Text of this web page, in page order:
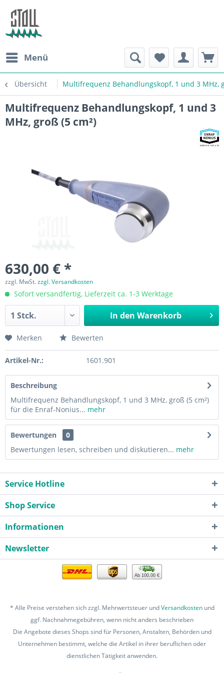
Menü
Übersicht Multifrequenz Behandlungskopf, 1 und 3 MHz,
Multifrequenz Behandlungskopf, 1 und 3
MHz, groß (5 cm²)
630,00 € *
zzgl. MwSt.zzgl. Versandkosten
Sofort versandfertig, Lieferzeit ca. 1-3 Werktage
In den Warenkorb
Merken Bewerten
Artikel-Nr.: 1601.901
Beschreibung
Multifrequenz Behandlungskopf, 1 und 3 MHz, groß (5 cm²)
für die Enraf-Nonius... mehr
Bewertungen
0
Bewertungen lesen, schreiben und diskutieren... mehr
Service Hotline
Shop Service
Informationen
Newsletter
Ab 100,00 €
* Alle Preise verstehen sich zzgl. Mehrwertsteuer undVersandkostenund
ggf. Nachnahmegebühren, wenn nicht anders beschrieben
Die Angebote dieses Shops sind für Personen, Anstalten, Behörden und
Unternehmen bestimmt, welche die Artikel in ihrer beruflichen oder
dienstlichen Tätigkeit anwenden.